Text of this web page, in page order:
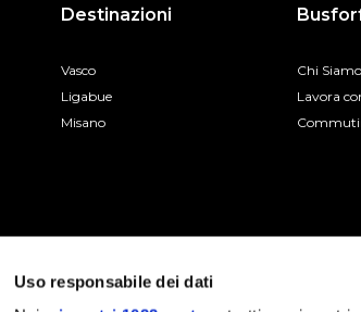
Uso responsabile dei dati
Destinazioni
Vasco
Ligabue
Misano
Chi Siamo
Lavora